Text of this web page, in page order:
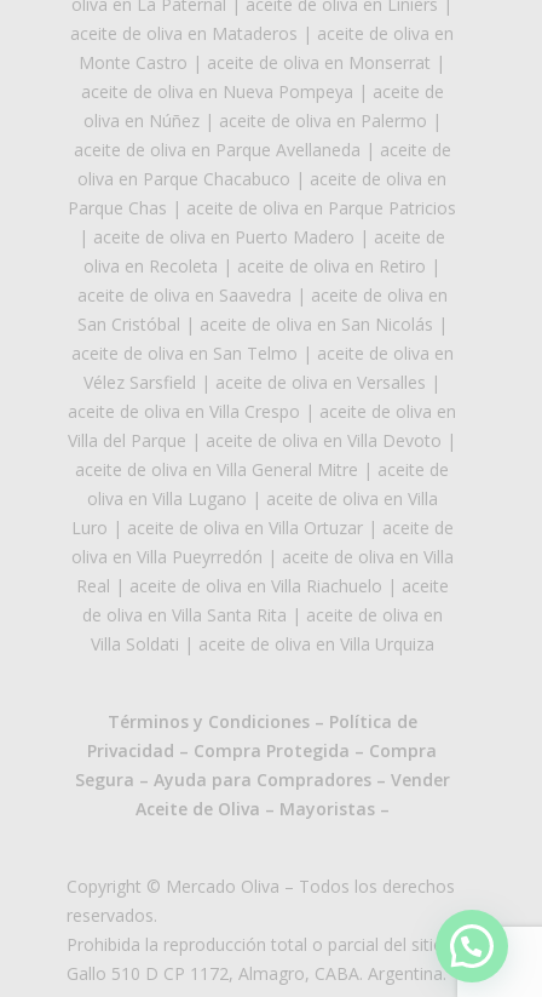
aceite de oliva en Mataderos | aceite de oliva en
Monte Castro | aceite de oliva en Monserrat |
aceite de oliva en Nueva Pompeya | aceite de
oliva en Núñez| aceite de oliva en Palermo |
aceite de oliva en Parque Avellaneda | aceite de
oliva en Parque Chacabuco | aceite de oliva en
Parque Chas | aceite de oliva en Parque Patricios
| aceite de oliva en Puerto Madero | aceite de
oliva en Recoleta | aceite de oliva en Retiro |
aceite de oliva en Saavedra | aceite de oliva en
San Cristóbal | aceite de oliva en San Nicolás |
aceite de oliva en San Telmo | aceite de oliva en
Vélez Sarsfield | aceite de oliva en Versalles |
aceite de oliva en Villa Crespo | aceite de oliva en
Villa del Parque | aceite de oliva en Villa Devoto |
aceite de oliva en Villa General Mitre | aceite de
oliva en Villa Lugano | aceite de oliva en Villa
Luro | aceite de oliva en Villa Ortuzar| aceite de
oliva en Villa Pueyrredón | aceite de oliva en Villa
Real | aceite de oliva en Villa Riachuelo | aceite
de oliva en Villa Santa Rita | aceite de oliva en
Villa Soldati | aceite de oliva en Villa Urquiza
Términos y Condiciones– Política de
Privacidad – Compra Protegida – Compra
Segura – Ayuda para Compradores– Vender
Aceite de Oliva – Mayoristas–
Copyright © Mercado Oliva – Todos los derechos
reservados.
Prohibida la reproducción total o parcial del sitio.
Gallo 510 D CP 1172, Almagro, CABA. Argentina.